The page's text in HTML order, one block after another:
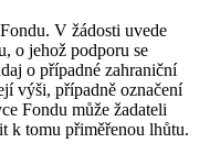
V žádosti uvede
o jehož podporu se
o případné zahraniční
výši, případně označení
Fondu může žadateli
k tomu přiměřenou lhůtu.